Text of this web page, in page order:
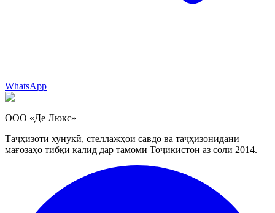
WhatsApp
ООО «Де Люкс»
Таҷҳизоти хунукӣ, стеллажҳои савдо ва таҷҳизонидани
мағозаҳо тибқи калид дар тамоми Тоҷикистон аз соли 2014.